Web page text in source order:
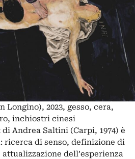
Longino), 2023, gesso, cera,
inchiostri cinesi
di Andrea Saltini (Carpi, 1974) è
ricerca di senso, definizione di
dell’esperienza